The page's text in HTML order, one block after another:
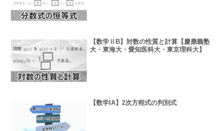
【数学ⅡB】対数の性質と計算【慶應義塾
大・東海大・愛知医科大・東京理科大】
【数学IA】2次方程式の判別式